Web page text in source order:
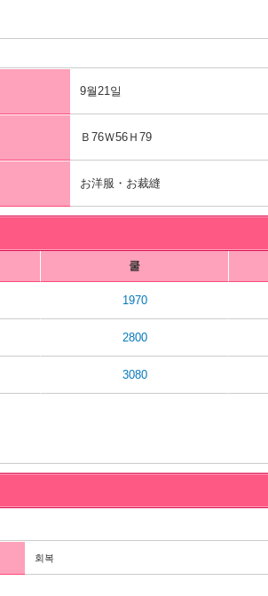
9월21일
Ｂ76Ｗ56Ｈ79
お洋服・お裁縫
쿨
1970
2800
3080
회복